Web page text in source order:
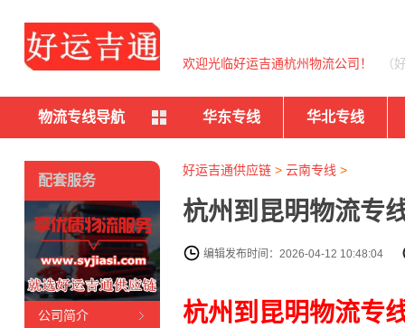
欢迎光临好运吉通杭州物流公司！ （
物流专线导航 华东专线 华北专线
好运吉通供应链> 云南专线 >
杭州到昆明物流专
编辑发布时间：2026-04-12 10:48:04
杭州到昆明物流专
配套服务
公司简介